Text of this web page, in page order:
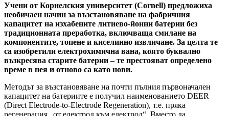
Учени от Корнелския университет (Cornell) предложиха
необичаен начин за възстановяване на фабричния
капацитет на изхабените литиево-йонни батерии без
традиционната преработка, включваща смилане на
компонентите, топене и киселинно извличане. За целта те
са изобретили електрохимична вана, която буквално
възкресява старите батерии – те престояват определено
време в нея и отново са като нови.
Методът за възстановяване на почти пълния първоначален
капацитет на батериите е получил наименованието DEER
(Direct Electrode-to-Electrode Regeneration), т.е. пряка
регенерация „от електрод към електрод“. Вместо да